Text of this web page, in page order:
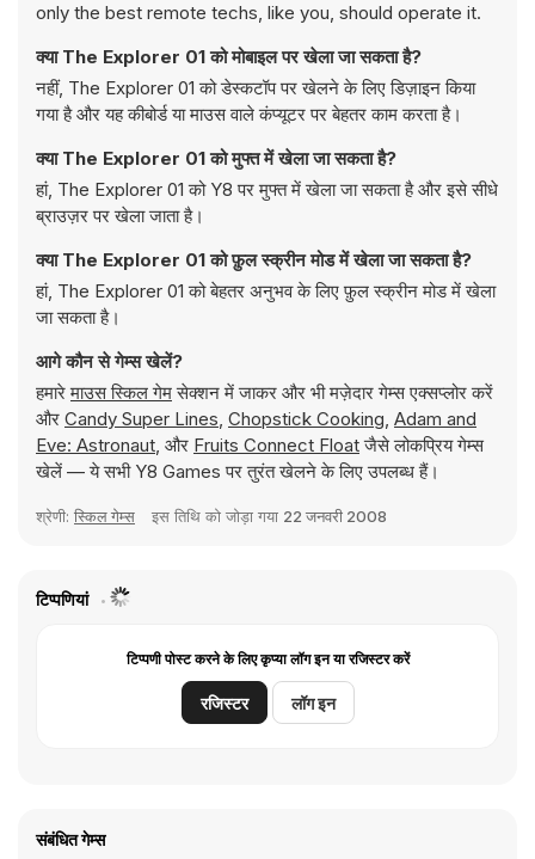
only the best remote techs, like you, should operate it.
क्या The Explorer 01 को मोबाइल पर खेला जा सकता है?
नहीं, The Explorer 01 को डेस्कटॉप पर खेलने के लिए डिज़ाइन किया
गया है और यह कीबोर्ड या माउस वाले कंप्यूटर पर बेहतर काम करता है।
क्या The Explorer 01 को मुफ्त में खेला जा सकता है?
हां, The Explorer 01 को Y8 पर मुफ्त में खेला जा सकता है और इसे सीधे
ब्राउज़र पर खेला जाता है।
क्या The Explorer 01 को फ़ुल स्क्रीन मोड में खेला जा सकता है?
हां, The Explorer 01 को बेहतर अनुभव के लिए फ़ुल स्क्रीन मोड में खेला
जा सकता है।
आगे कौन से गेम्स खेलें?
हमारेमाउस स्किल गेमसेक्शन में जाकर और भी मज़ेदार गेम्स एक्सप्लोर करें
और Candy Super Lines, Chopstick Cooking, Adam and
Eve: Astronaut, और Fruits Connect Floatजैसे लोकप्रिय गेम्स
खेलें — ये सभी Y8 Games पर तुरंत खेलने के लिए उपलब्ध हैं।
श्रेणी: स्किल गेम्स इस तिथि को जोड़ा गया 22 जनवरी 2008
टिप्पणियां
टिप्पणी पोस्ट करने के लिए कृप्या लॉग इन या रजिस्टर करें
रजिस्टर लॉग इन
संबंधित गेम्स